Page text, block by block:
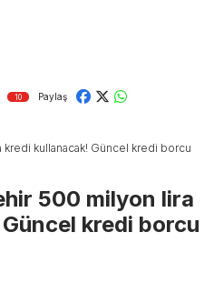
10 Paylaş
kullanacak! Güncel kredi borcu
500 milyon lira
kredi borcu